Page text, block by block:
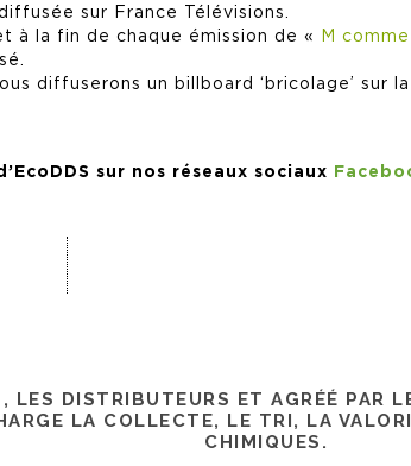
diffusée sur France Télévisions.
à la fin de chaque émission de «
M
diffuserons un billboard ‘bricolage’ sur
sur nos réseaux sociaux
LES DISTRIBUTEURS ET AGRÉÉ PAR
LA COLLECTE, LE TRI, LA
CHIMIQUES.